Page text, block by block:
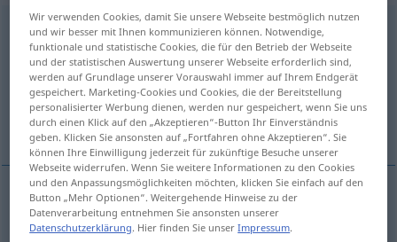
alcahuete [alkaˈŭete]m,alcahueta f
Übersicht aller Übersetzungen
(Für mehr Details die Übersetzung anklicken/antippen)
Kupplerin
Kuppler(in)m(f) alcahuete
Wir verwenden Cookies, damit Sie unsere Webseite bestmöglich nutzen
und wir besser mit Ihnen kommunizieren können. Notwendige,
funktionale und statistische Cookies, die für den Betrieb der Webseite
und der statistischen Auswertung unserer Webseite erforderlich sind,
werden auf Grundlage unserer Vorauswahl immer auf Ihrem Endgerät
gespeichert. Marketing-Cookies und Cookies, die der Bereitstellung
personalisierter Werbung dienen, werden nur gespeichert, wenn Sie uns
durch einen Klick auf den „Akzeptieren“-Button Ihr Einverständnis
geben. Klicken Sie ansonsten auf „Fortfahren ohne Akzeptieren“. Sie
können Ihre Einwilligung jederzeit für zukünftige Besuche unserer
Webseite widerrufen. Wenn Sie weitere Informationen zu den Cookies
und den Anpassungsmöglichkeiten möchten, klicken Sie einfach auf den
Button „Mehr Optionen“. Weitergehende Hinweise zu der
Datenverarbeitung entnehmen Sie ansonsten unserer
Datenschutzerklärung. Hier finden Sie unserImpressum.